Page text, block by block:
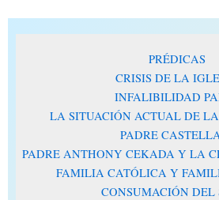
PRÉDICAS
CRISIS DE LA
INFALIBILIDAD
LA SITUACIÓN ACTUAL DE
PADRE
PADRE ANTHONY CEKADA Y LA
FAMILIA CATÓLICA Y
CONSUMACIÓN DEL